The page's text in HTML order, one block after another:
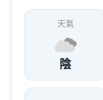
天氣
陰